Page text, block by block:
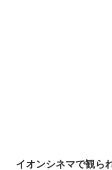
イオンシネマで観ら